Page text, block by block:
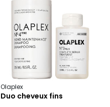
Olaplex
Duo cheveux fins